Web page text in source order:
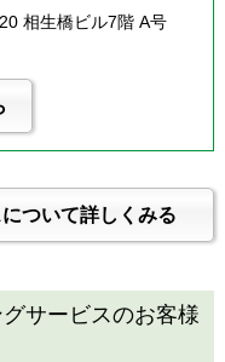
相生橋ビル7階 A号
ついて詳しくみる
サービスのお客様